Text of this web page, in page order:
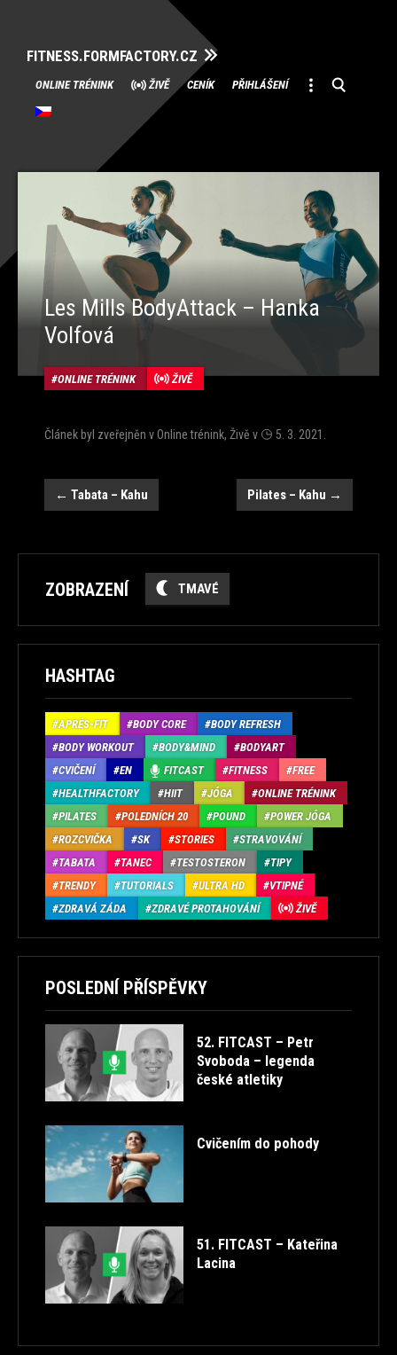
FITNESS.FORMFACTORY.CZ
Přeskočit
na
obsah
ONLINE TRÉNINK ŽIVĚ CENÍK PŘIHLÁŠENÍ
Les Mills BodyAttack – Hanka
Volfová
ONLINE TRÉNINK ŽIVĚ
Článek byl zveřejněn vOnline trénink, Živě v 5. 3. 2021
Navigace
← Tabata – Kahu Pilates – Kahu →
ZOBRAZENÍ TMAVÉ
HASHTAG
APRÉS-FIT BODY CORE
BODY REFRESH
BODY WORKOUT
BODY&MIND
BODYART
CVIČENÍ
EN FITCAST FITNESS
FREE
HEALTHFACTORY
HIIT JÓGA
ONLINE TRÉNINK
PILATES
POLEDNÍCH 20 POUND
POWER JÓGA
ROZCVIČKA
SK STORIES
STRAVOVÁNÍ
TABATA
TANEC TESTOSTERON
TIPY
TRENDY
TUTORIALS ULTRA HD
VTIPNÉ
ZDRAVÁ ZÁDA
ZDRAVÉ PROTAHOVÁNÍ ŽIVĚ
POSLEDNÍ PŘÍSPĚVKY
52. FITCAST – Petr
Svoboda – legenda
české atletiky
Cvičením do pohody
51. FITCAST – Kateřina
Lacina